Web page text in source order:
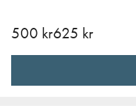
500 kr625 kr